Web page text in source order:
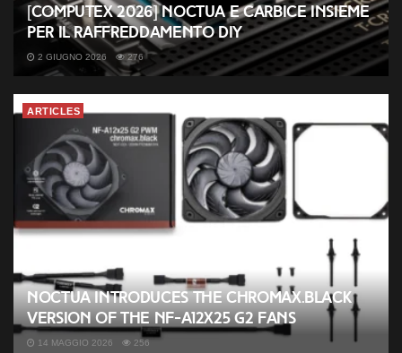
[COMPUTEX 2026] Noctua e Carbice insieme
per il raffreddamento DIY
2 GIUGNO 2026 276
ARTICLES
Noctua introduces the chromax.black
version of the NF-A12x25 G2 fans
14 MAGGIO 2026 256